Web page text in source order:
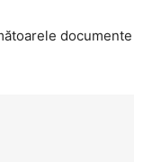
documente